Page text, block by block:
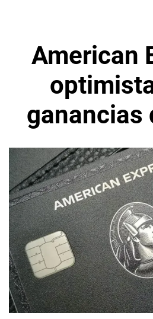
American
ganancias
por
sobre el